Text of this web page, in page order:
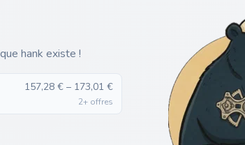
hank existe !
157,28 € – 173,01 €
2+ offres